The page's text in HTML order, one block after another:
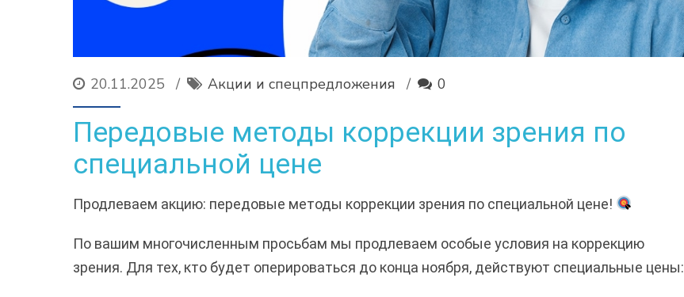
20.11.2025 Акции и спецпредложения 0
Передовые методы коррекции зрения по
специальной цене
Продлеваем акцию: передовые методы коррекции зрения по специальной цене!
По вашим многочисленным просьбам мы продлеваем особые условия на коррекцию
зрения. Для тех, кто будет оперироваться до конца ноября, действуют специальные цены: